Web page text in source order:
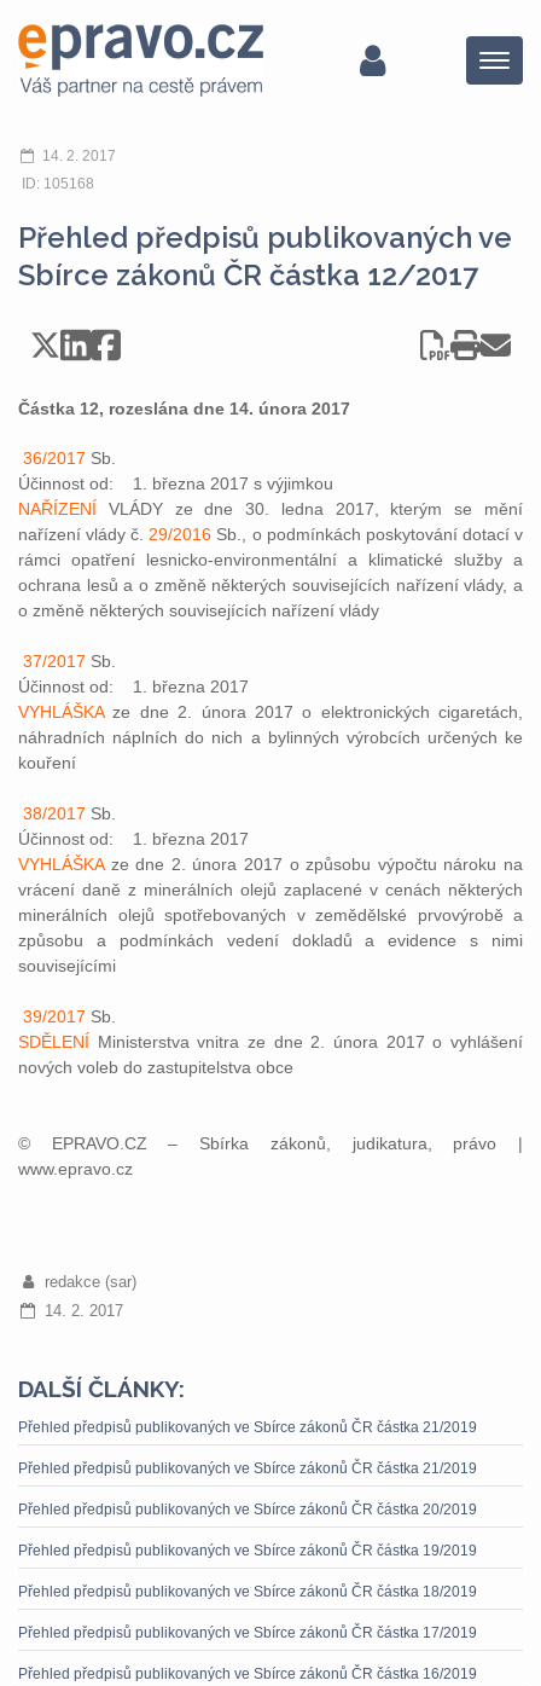
Menu
14. 2. 2017
ID: 105168
Přehled předpisů publikovaných ve
Sbírce zákonů ČR částka 12/2017
Částka 12, rozeslána dne 14. února 2017
36/2017 Sb.
Účinnost od: 1. března 2017 s výjimkou
NAŘÍZENÍ VLÁDY ze dne 30. ledna 2017, kterým se mění
nařízení vlády č. 29/2016 Sb., o podmínkách poskytování dotací v
rámci opatření lesnicko-environmentální a klimatické služby a
ochrana lesů a o změně některých souvisejících nařízení vlády, a
o změně některých souvisejících nařízení vlády
37/2017 Sb.
Účinnost od: 1. března 2017
VYHLÁŠKAze dne 2. února 2017 o elektronických cigaretách,
náhradních náplních do nich a bylinných výrobcích určených ke
kouření
38/2017 Sb.
Účinnost od: 1. března 2017
VYHLÁŠKAze dne 2. února 2017 o způsobu výpočtu nároku na
vrácení daně z minerálních olejů zaplacené v cenách některých
minerálních olejů spotřebovaných v zemědělské prvovýrobě a
způsobu a podmínkách vedení dokladů a evidence s nimi
souvisejícími
39/2017 Sb.
SDĚLENÍ Ministerstva vnitra ze dne 2. února 2017 o vyhlášení
nových voleb do zastupitelstva obce
© EPRAVO.CZ – Sbírka zákonů, judikatura, právo |
www.epravo.cz
redakce (sar)
14. 2. 2017
DALŠÍ ČLÁNKY:
Přehled předpisů publikovaných ve Sbírce zákonů ČR částka 21/2019
Přehled předpisů publikovaných ve Sbírce zákonů ČR částka 21/2019
Přehled předpisů publikovaných ve Sbírce zákonů ČR částka 20/2019
Přehled předpisů publikovaných ve Sbírce zákonů ČR částka 19/2019
Přehled předpisů publikovaných ve Sbírce zákonů ČR částka 18/2019
Přehled předpisů publikovaných ve Sbírce zákonů ČR částka 17/2019
Přehled předpisů publikovaných ve Sbírce zákonů ČR částka 16/2019